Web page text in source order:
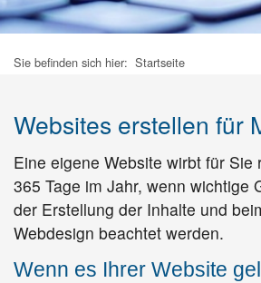
Sie befinden sich hier: Startseite
Websites erstellen für
Eine eigene Website wirbt für Sie
365 Tage im Jahr, wenn wichtige
der Erstellung der Inhalte und
Webdesign beachtet werden.
Wenn es Ihrer Website